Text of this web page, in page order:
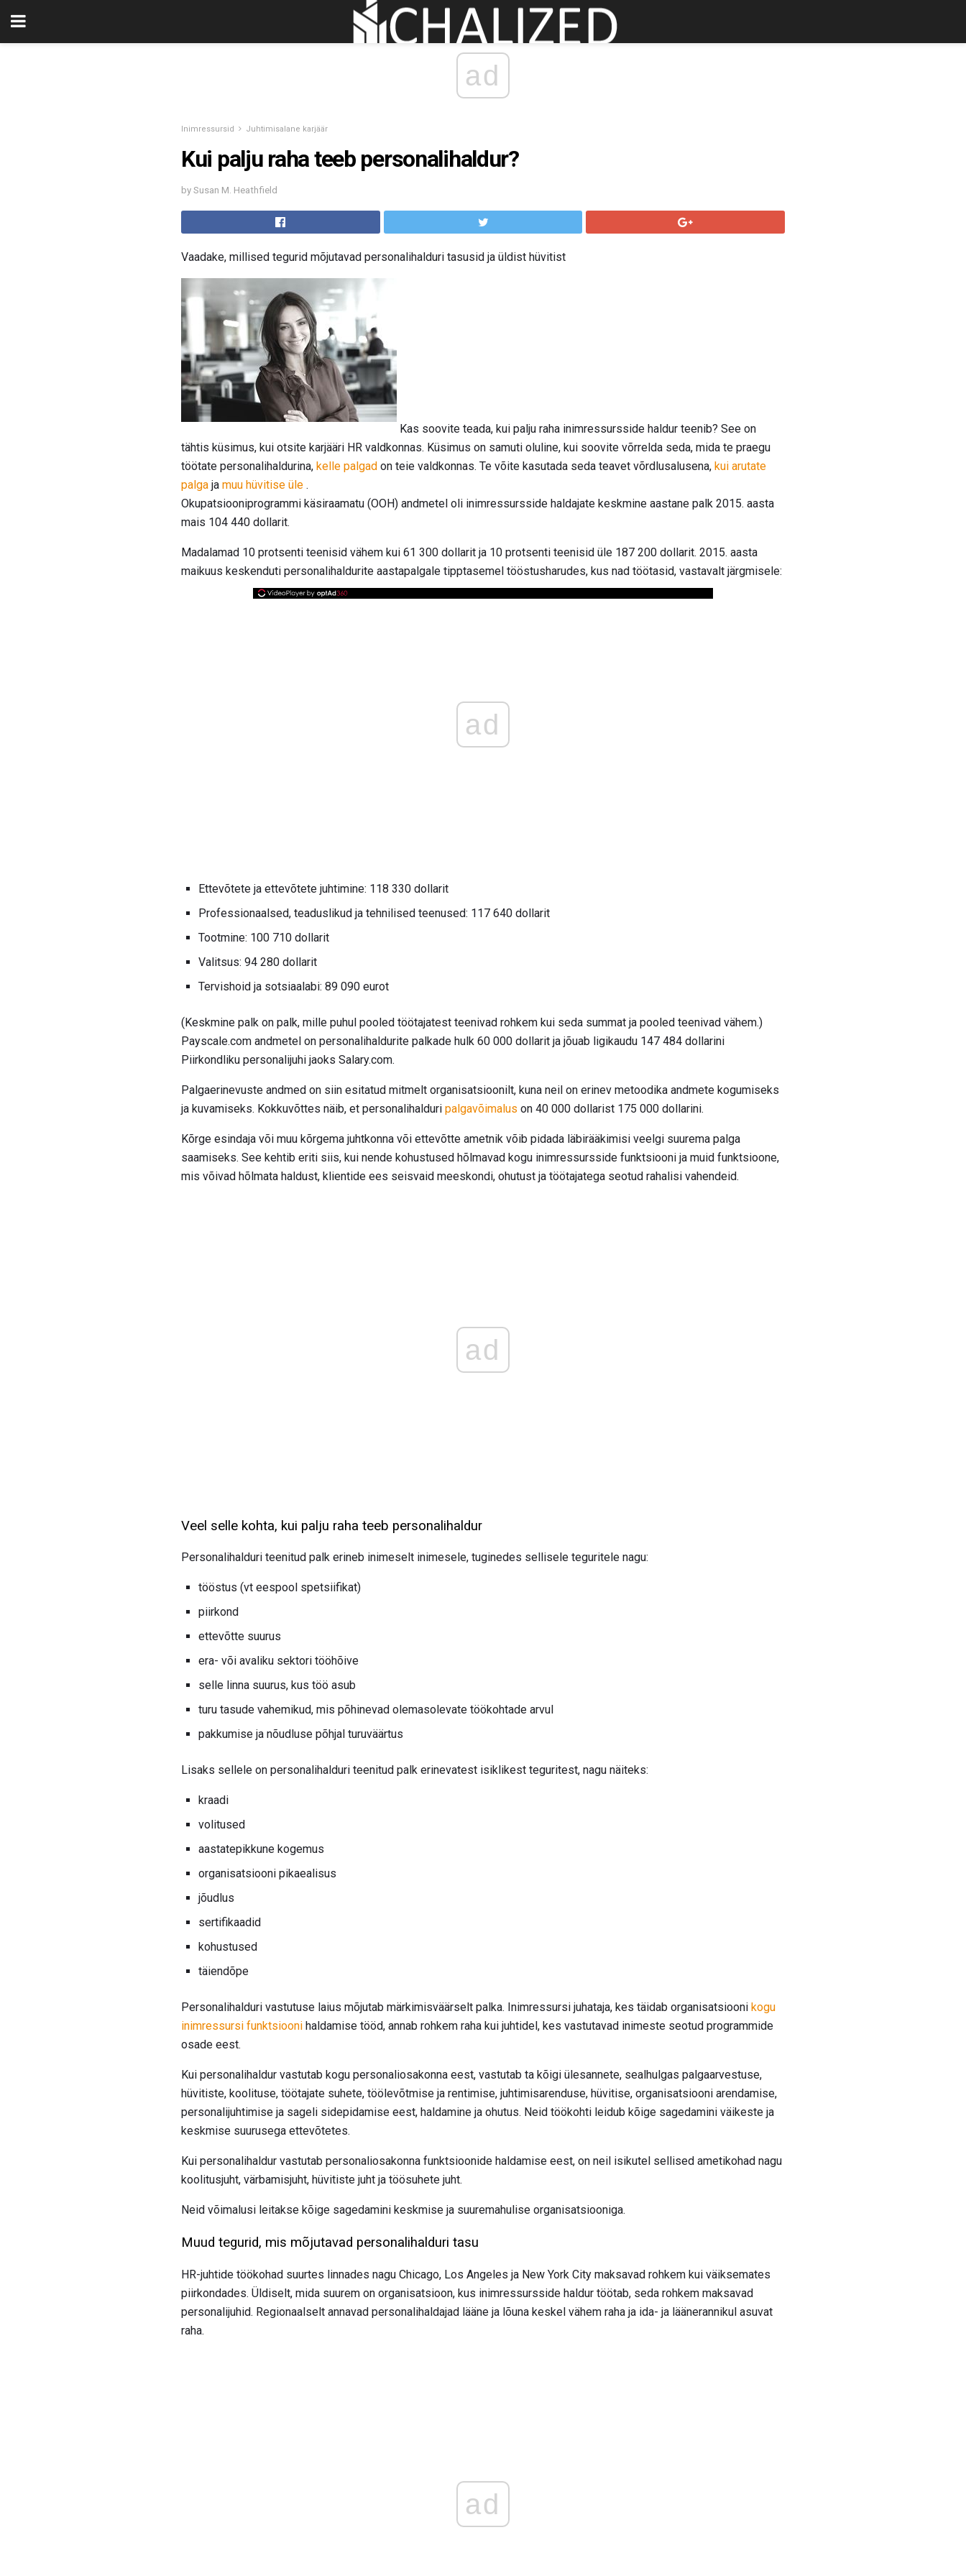
ad
Inimressursid Juhtimisalane karjäär
Kui palju raha teeb personalihaldur?
by Susan M. Heathfield
Vaadake, millised tegurid mõjutavad personalihalduri tasusid ja üldist hüvitist
Kas soovite teada, kui palju raha inimressursside haldur teenib? See on
tähtis küsimus, kui otsite karjääri HR valdkonnas. Küsimus on samuti oluline, kui soovite võrrelda seda, mida te praegu
töötate personalihaldurina, kelle palgad on teie valdkonnas. Te võite kasutada seda teavet võrdlusalusena, kui arutate
palga ja muu hüvitise üle .
Okupatsiooniprogrammi käsiraamatu (OOH) andmetel oli inimressursside haldajate keskmine aastane palk 2015. aasta
mais 104 440 dollarit.
Madalamad 10 protsenti teenisid vähem kui 61 300 dollarit ja 10 protsenti teenisid üle 187 200 dollarit. 2015. aasta
maikuus keskenduti personalihaldurite aastapalgale tipptasemel tööstusharudes, kus nad töötasid, vastavalt järgmisele:
ad
Ettevõtete ja ettevõtete juhtimine: 118 330 dollarit
Professionaalsed, teaduslikud ja tehnilised teenused: 117 640 dollarit
Tootmine: 100 710 dollarit
Valitsus: 94 280 dollarit
Tervishoid ja sotsiaalabi: 89 090 eurot
(Keskmine palk on palk, mille puhul pooled töötajatest teenivad rohkem kui seda summat ja pooled teenivad vähem.)
Payscale.com andmetel on personalihaldurite palkade hulk 60 000 dollarit ja jõuab ligikaudu 147 484 dollarini
Piirkondliku personalijuhi jaoks Salary.com.
Palgaerinevuste andmed on siin esitatud mitmelt organisatsioonilt, kuna neil on erinev metoodika andmete kogumiseks
ja kuvamiseks. Kokkuvõttes näib, et personalihalduri palgavõimalus on 40 000 dollarist 175 000 dollarini.
Kõrge esindaja või muu kõrgema juhtkonna või ettevõtte ametnik võib pidada läbirääkimisi veelgi suurema palga
saamiseks. See kehtib eriti siis, kui nende kohustused hõlmavad kogu inimressursside funktsiooni ja muid funktsioone,
mis võivad hõlmata haldust, klientide ees seisvaid meeskondi, ohutust ja töötajatega seotud rahalisi vahendeid.
ad
Veel selle kohta, kui palju raha teeb personalihaldur
Personalihalduri teenitud palk erineb inimeselt inimesele, tuginedes sellisele teguritele nagu:
tööstus (vt eespool spetsiifikat)
piirkond
ettevõtte suurus
era- või avaliku sektori tööhõive
selle linna suurus, kus töö asub
turu tasude vahemikud, mis põhinevad olemasolevate töökohtade arvul
pakkumise ja nõudluse põhjal turuväärtus
Lisaks sellele on personalihalduri teenitud palk erinevatest isiklikest teguritest, nagu näiteks:
kraadi
volitused
aastatepikkune kogemus
organisatsiooni pikaealisus
jõudlus
sertifikaadid
kohustused
täiendõpe
Personalihalduri vastutuse laius mõjutab märkimisväärselt palka. Inimressursi juhataja, kes täidab organisatsiooni kogu
inimressursi funktsiooni haldamise tööd, annab rohkem raha kui juhtidel, kes vastutavad inimeste seotud programmide
osade eest.
Kui personalihaldur vastutab kogu personaliosakonna eest, vastutab ta kõigi ülesannete, sealhulgas palgaarvestuse,
hüvitiste, koolituse, töötajate suhete, töölevõtmise ja rentimise, juhtimisarenduse, hüvitise, organisatsiooni arendamise,
personalijuhtimise ja sageli sidepidamise eest, haldamine ja ohutus. Neid töökohti leidub kõige sagedamini väikeste ja
keskmise suurusega ettevõtetes.
Kui personalihaldur vastutab personaliosakonna funktsioonide haldamise eest, on neil isikutel sellised ametikohad nagu
koolitusjuht, värbamisjuht, hüvitiste juht ja töösuhete juht.
Neid võimalusi leitakse kõige sagedamini keskmise ja suuremahulise organisatsiooniga.
Muud tegurid, mis mõjutavad personalihalduri tasu
HR-juhtide töökohad suurtes linnades nagu Chicago, Los Angeles ja New York City maksavad rohkem kui väiksemates
piirkondades. Üldiselt, mida suurem on organisatsioon, kus inimressursside haldur töötab, seda rohkem maksavad
personalijuhid. Regionaalselt annavad personalihaldajad lääne ja lõuna keskel vähem raha ja ida- ja läänerannikul asuvat
raha.
ad